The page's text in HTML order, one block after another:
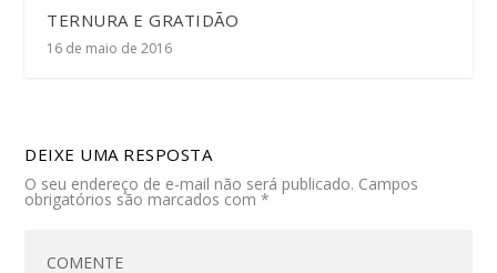
TERNURA E GRATIDÃO
16 de maio de 2016
DEIXE UMA RESPOSTA
O seu endereço de e-mail não será publicado. Campos
obrigatórios são marcados com*